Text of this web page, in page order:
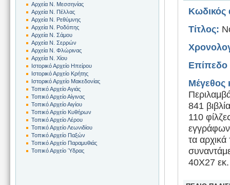
Κωδικός
Τίτλος:
Επίπεδο
Μέγεθος
841
110
τα αρχικά
40Χ27 εκ.
Αρχεία Ν. Μεσσηνίας
Αρχεία Ν. Πέλλας
Αρχεία Ν. Ρεθύμνης
Αρχεία Ν. Ροδόπης
Αρχεία Ν. Σάμου
Αρχεία Ν. Σερρών
Αρχεία Ν. Φλώρινας
Αρχεία Ν. Χίου
Ιστορικό Αρχείο Ηπείρου
Ιστορικό Αρχείο Κρήτης
Ιστορικό Αρχείο Μακεδονίας
Τοπικό Αρχείο Αγιάς
Τοπικό Αρχείο Αίγινας
Τοπικό Αρχείο Αιγίου
Τοπικό Αρχείο Κυθήρων
Τοπικό Αρχείο Λέρου
Τοπικό Αρχείο Λεωνιδίου
Τοπικό Αρχείο Παξών
Τοπικό Αρχείο Παραμυθιάς
Τοπικό Αρχείο Ύδρας